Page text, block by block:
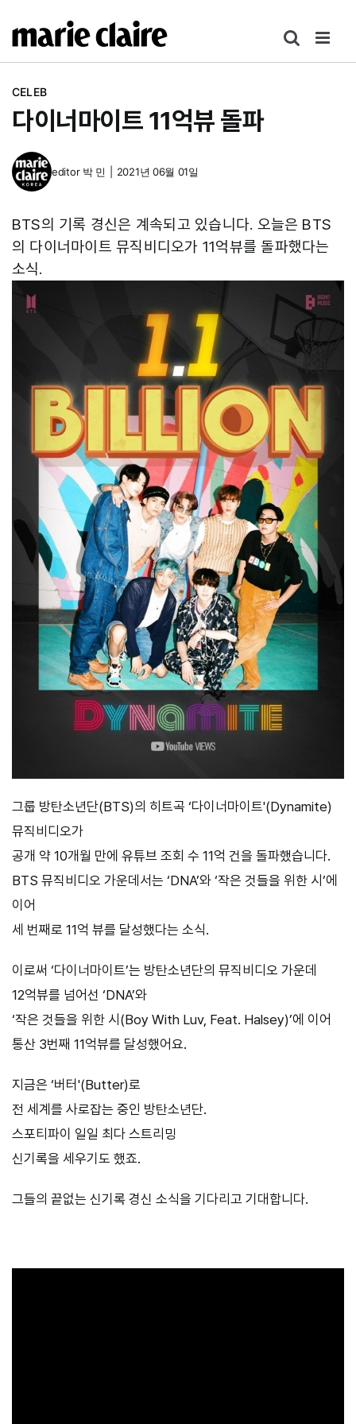
텐
건CELEB
다이너마이트 11억뷰 돌파
editor 박 민 2021년 06월 01일
BTS의 기록 경신은 계속되고 있습니다. 오늘은 BTS
의 다이너마이트 뮤직비디오가 11억뷰를 돌파했다는
소식.
그룹 방탄소년단(BTS)의 히트곡 ‘다이너마이트'(Dynamite)
뮤직비디오가
공개 약 10개월 만에 유튜브 조회 수 11억 건을 돌파했습니다.
BTS 뮤직비디오 가운데서는 ‘DNA’와 ‘작은 것들을 위한 시’에
이어
세 번째로 11억 뷰를 달성했다는 소식.
이로써 ‘다이너마이트’는 방탄소년단의 뮤직비디오 가운데
12억뷰를 넘어선 ‘DNA’와
‘작은 것들을 위한 시(Boy With Luv, Feat. Halsey)’에 이어
통산 3번째 11억뷰를 달성했어요.
지금은 ‘버터'(Butter)로
전 세계를 사로잡는 중인 방탄소년단.
스포티파이 일일 최다 스트리밍
신기록을 세우기도 했죠.
그들의 끝없는 신기록 경신 소식을 기다리고 기대합니다.